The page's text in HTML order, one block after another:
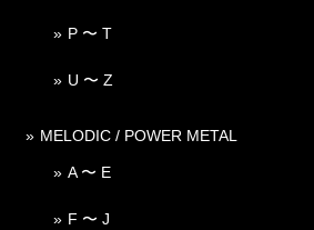
P 〜 T
U 〜 Z
MELODIC / POWER METAL
A 〜 E
F 〜 J